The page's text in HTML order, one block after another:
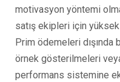
motivasyon yöntemi
satış ekipleri için
Prim ödemeleri dışında
örnek gösterilmeleri
performans sistemine